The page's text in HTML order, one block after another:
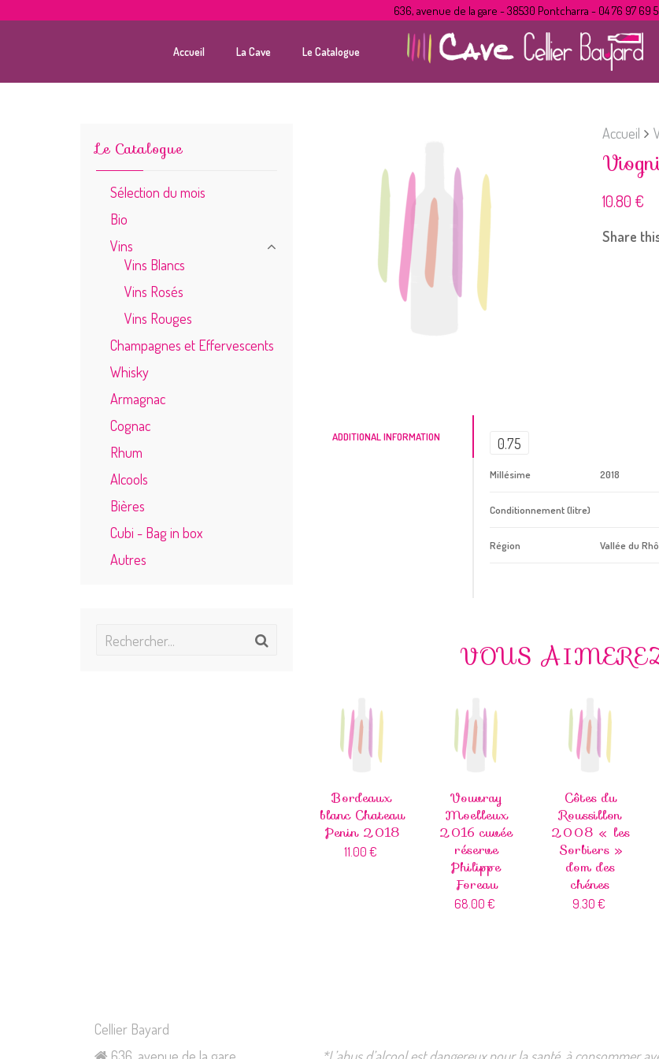
636, avenue de la gare - 38530 Pontcharra - 04 76 97 69
Accueil La Cave Le Catalogue
Accueil
10.80 €
Share
ADDITIONAL INFORMATION 0.75
Millésime 2018
Conditionnement (litre)
Région Vallée du
VOUS
Bordeaux
blanc Chateau
Penin 2018
11.00 €
Vouvray
Moelleux
2016 cuvée
réserve
Philippe
Foreau
68.00 €
Côtes du
Roussillon
2008 « les
Sorbiers »
dom des
chénes
9.30 €
Le Catalogue
Sélection du mois
Bio
Vins
Vins Blancs
Vins Rosés
Vins Rouges
Champagnes et Effervescents
Whisky
Armagnac
Cognac
Rhum
Alcools
Bières
Cubi - Bag in box
Autres
Cellier Bayard